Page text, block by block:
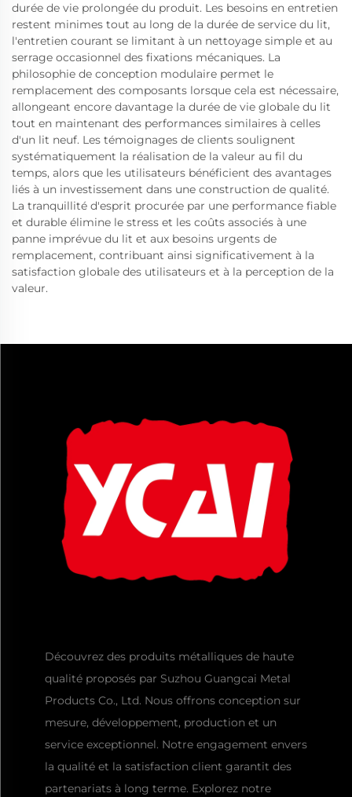
durée de vie prolongée du produit. Les besoins en entretien
restent minimes tout au long de la durée de service du lit,
l'entretien courant se limitant à un nettoyage simple et au
serrage occasionnel des fixations mécaniques. La
philosophie de conception modulaire permet le
remplacement des composants lorsque cela est nécessaire,
allongeant encore davantage la durée de vie globale du lit
tout en maintenant des performances similaires à celles
d'un lit neuf. Les témoignages de clients soulignent
systématiquement la réalisation de la valeur au fil du
temps, alors que les utilisateurs bénéficient des avantages
liés à un investissement dans une construction de qualité.
La tranquillité d'esprit procurée par une performance fiable
et durable élimine le stress et les coûts associés à une
panne imprévue du lit et aux besoins urgents de
remplacement, contribuant ainsi significativement à la
satisfaction globale des utilisateurs et à la perception de la
valeur.
Découvrez des produits métalliques de haute
qualité proposés par Suzhou Guangcai Metal
Products Co., Ltd. Nous offrons conception sur
mesure, développement, production et un
service exceptionnel. Notre engagement envers
la qualité et la satisfaction client garantit des
partenariats à long terme. Explorez notre